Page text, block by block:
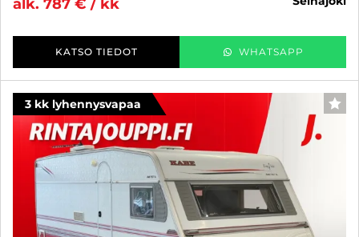
alk. 787 € / kk
KATSO TIEDOT WHATSAPP
3 kk lyhennysvapaa